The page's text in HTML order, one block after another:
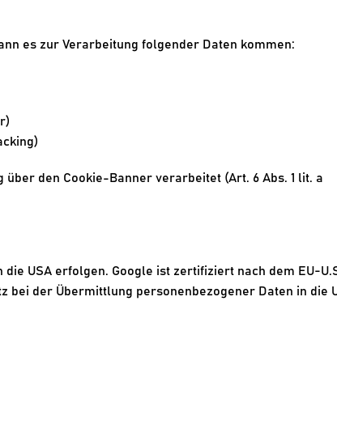
es zur Verarbeitung folgender Daten kommen:
den Cookie-Banner verarbeitet (Art. 6 Abs. 1 lit. a
USA erfolgen. Google ist zertifiziert nach dem EU-
bei der Übermittlung personenbezogener Daten in die